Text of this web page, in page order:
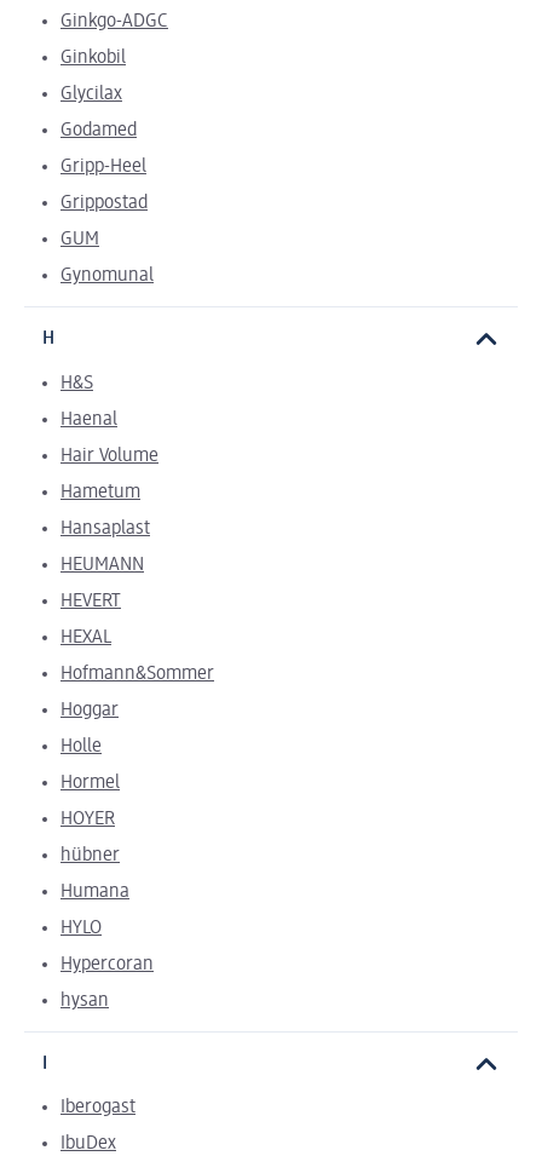
Ginkgo-ADGC
Ginkobil
Glycilax
Godamed
Gripp-Heel
Grippostad
GUM
Gynomunal
H
H&S
Haenal
Hair Volume
Hametum
Hansaplast
HEUMANN
HEVERT
HEXAL
Hofmann&Sommer
Hoggar
Holle
Hormel
HOYER
hübner
Humana
HYLO
Hypercoran
hysan
Iberogast
IbuDex